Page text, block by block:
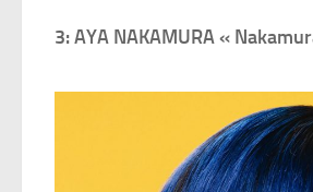
3: AYA NAKAMURA«